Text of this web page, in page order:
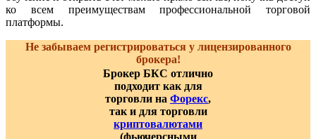
ко всем преимуществам профессиональной торговой
платформы.
Не забываем регистрироваться у лицензированного
брокера!
Брокер БКС отлично
подходит как для
торговли на Форекс,
так и для торговли
криптовалютами
(фьючерсными